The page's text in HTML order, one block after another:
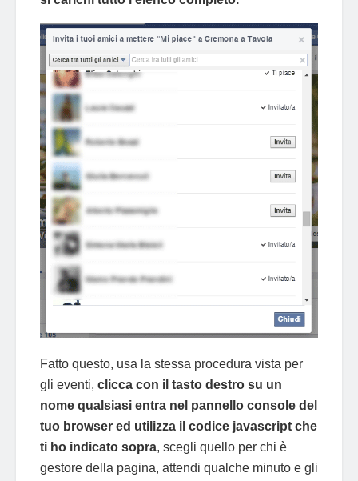
Fatto questo, usa la stessa procedura vista per
gli eventi, clicca con il tasto destro su un
nome qualsiasi entra nel pannello console del
tuo browser ed utilizza il codice javascript che
ti ho indicato sopra, scegli quello per chi è
gestore della pagina, attendi qualche minuto e gli